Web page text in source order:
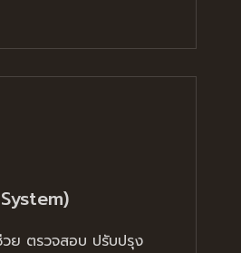
วย ตรวจสอบ ปรับปรุง